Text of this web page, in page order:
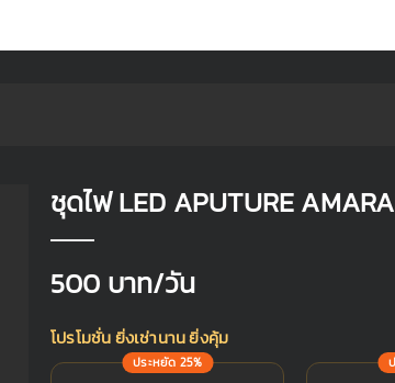
ชุดไฟ LED APUTURE
500 บาท/วัน
โปรโมชั่น ยิ่งเช่านาน ยิ่งคุ้ม
ประหยัด 25%